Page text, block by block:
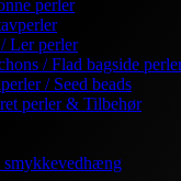
perler
Ler perler
/ Flad bagside
/ Seed beads
perler & Tilbehør
smykkevedhæng